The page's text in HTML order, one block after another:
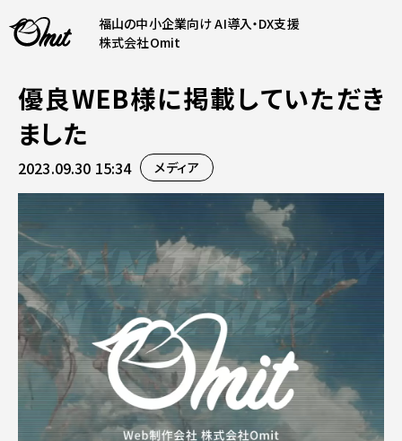
福山の中小企業向け AI導入・DX支援
株式会社Omit
SERVICE
事業内容
AI導入支援
システム開発
ホームページ制作
CONTENT
コンテンツ
課題解決
制作実績
料金表
COMPANY
企業案内
会社概要
採用情報
お知らせ
よくある質問
PRODUCTS
運営サービス
ピッパサック
優良WEB様に掲載していただき
ました
2023.09.30 15:34 メディア